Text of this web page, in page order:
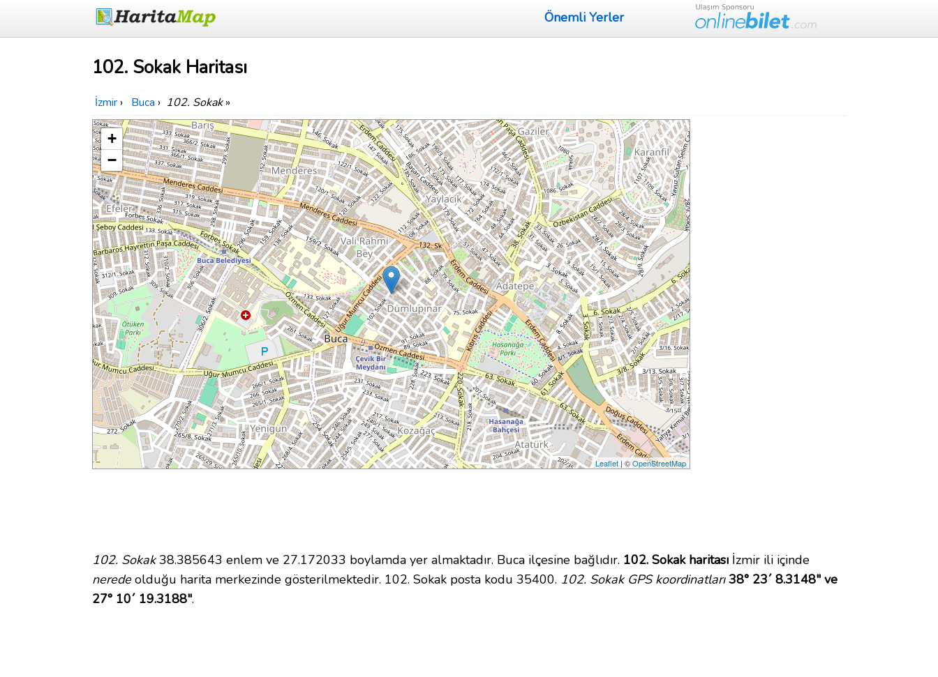
Önemli Yerler
102. Sokak Haritası
İzmir › Buca › 102. Sokak»
+
−
Leaflet | ©OpenStreetMap
102. Sokak38.385643 enlem ve 27.172033 boylamda yer almaktadır. Buca ilçesine bağlıdır. 102. Sokak haritası İzmir ili içinde
neredeolduğu harita merkezinde gösterilmektedir. 102. Sokak posta kodu 35400. 102. Sokak GPS koordinatları 38° 23´ 8.3148" ve
27° 10´ 19.3188".